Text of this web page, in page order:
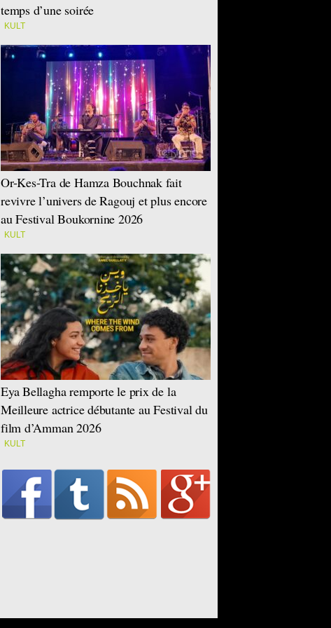
temps d’une soirée
KULT
Or-Kes-Tra de Hamza Bouchnak fait
revivre l’univers de Ragouj et plus encore
au Festival Boukornine 2026
KULT
Eya Bellagha remporte le prix de la
Meilleure actrice débutante au Festival du
film d’Amman 2026
KULT